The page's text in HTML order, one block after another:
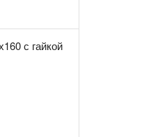
с гайкой